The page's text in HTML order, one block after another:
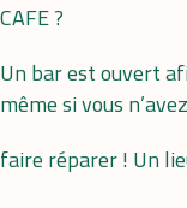
CAFE ?
Un bar est ouvert
même si vous
faire réparer ! Un